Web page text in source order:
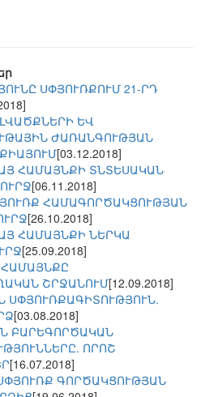
ՍՓՅՈՒՌՔՈՒՄ 21-ՐԴ
ԵՎ
ԺԱՌԱՆԳՈՒԹՅԱՆ
[03.12.2018]
ՀԱՄԱՅՆՔԻ ՏՆՏԵՍԱԿԱՆ
[06.11.2018]
ՀԱՄԱԳՈՐԾԱԿՑՈՒԹՅԱՆ
[26.10.2018]
ՀԱՄԱՅՆՔԻ ՆԵՐԿԱ
[25.09.2018]
ՇՐՋԱՆՈՒՄ[12.09.2018]
ՍՓՅՈՒՌՔԱԳԻՏՈՒԹՅՈՒՆ.
[03.08.2018]
ԲԱՐԵԳՈՐԾԱԿԱՆ
ՈՐՈՇ
[16.07.2018]
ԳՈՐԾԱԿՑՈՒԹՅԱՆ